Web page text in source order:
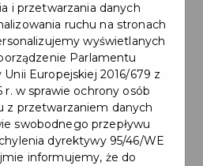
i przetwarzania danych
ruchu na stronach
wyświetlanych
Parlamentu
Europejskiej 2016/679 z
r. w sprawie ochrony osób
z przetwarzaniem danych
swobodnego przepływu
dyrektywy 95/46/WE
informujemy, że do